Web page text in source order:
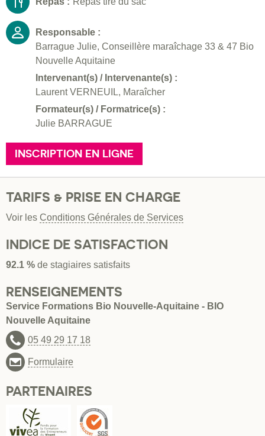
Responsable :
Barrague Julie, Conseillère maraîchage 33 & 47 Bio
Nouvelle Aquitaine
Intervenant(s) / Intervenante(s) :
Laurent VERNEUIL, Maraîcher
Formateur(s) / Formatrice(s) :
Julie BARRAGUE
INSCRIPTION EN LIGNE
TARIFS & PRISE EN CHARGE
Voir les Conditions Générales de Services
INDICE DE SATISFACTION
92.1 % de stagiaires satisfaits
RENSEIGNEMENTS
Service Formations Bio Nouvelle-Aquitaine - BIO
Nouvelle Aquitaine
05 49 29 17 18
Formulaire
PARTENAIRES